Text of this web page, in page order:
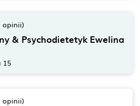
opinii)
& Psychodietetyk Ewelina
15
opinii)